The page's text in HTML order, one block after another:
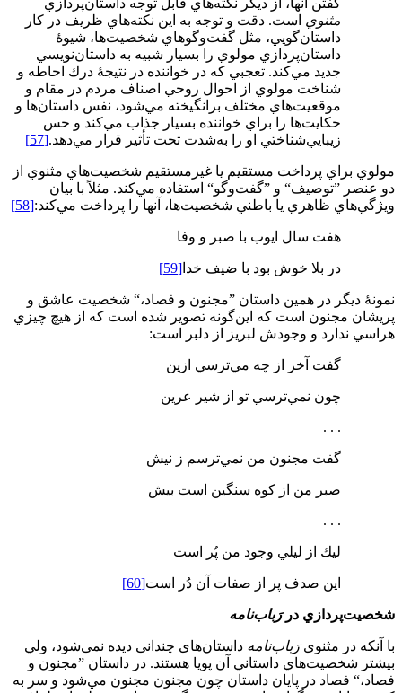
گفتن آنها، از ديگر نكته‌هاي قابل توجه داستان‌پردازي
مثنوي است. دقت و توجه به اين نكته‌هاي ظريف در كار
داستان‌گويي، مثل گفت‌وگوهاي شخصيت‌ها، شيوۀ
داستان‌پردازي مولوي را بسيار شبيه به داستان‌نويسي
جديد مي‌كند. تعجبي كه در خواننده در نتيجۀ درك احاطه و
شناخت مولوي از احوال روحي اصناف مردم در مقام و
موقعيت‌هاي مختلف برانگيخته مي‌شود، نفس داستان‌ها و
حكايت‌ها را براي خواننده بسيار جذاب مي‌كند و حس
زيبايي‌شناختي او را به‌شدت تحت تأثير قرار مي‌دهد.[57]
مولوي براي پرداخت مستقيم يا غيرمستقيم شخصيت‌هاي مثنوي از
دو عنصر ”توصيف“ و ”گفت‌وگو“ استفاده مي‌كند. مثلاً با بيان
ويژگي‌هاي ظاهري يا باطني شخصيت‌ها، آنها را پرداخت مي‌کند:[58]
هفت سال ايوب با صبر و وفا
در بلا خوش بود با ضيف خدا [59]
نمونۀ ديگر در همين داستان ”مجنون و فصاد،“ شخصيت عاشق و
پريشان مجنون است که اين‌گونه تصوير شده است كه از هيچ چيزي
هراسي ندارد و وجودش لبريز از دلبر است:
گفت آخر از چه مي‌ترسي ازين
چون نمي‌ترسي تو از شير عرين
. . .
گفت مجنون من نمي‌ترسم ز نيش
صبر من از كوه سنگين است بيش
. . .
ليك از ليلي وجود من پُر است
اين صدف پر از صفات آن دُر است[60]
شخصيت‌پردازي در رَبابنامه
با آنكه در مثنویرَبابنامه داستان‌های چندانی دیده نمی‌شود، ولي
بيشتر شخصيت‌هاي داستاني آن پويا هستند. در داستان ”مجنون و
فصاد،“ فصاد در پايان داستان چون مجنون مجنون مي‌شود و سر به